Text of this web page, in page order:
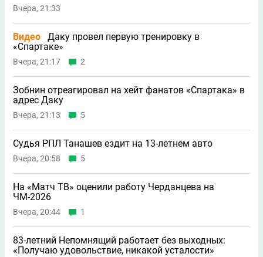
Вчера, 21:33
Видео
Даку провел первую тренировку в
«Спартаке»
Вчера, 21:17 2
Зобнин отреагировал на хейт фанатов «Спартака» в
адрес Даку
Вчера, 21:13 5
Судья РПЛ Танашев ездит на 13-летнем авто
Вчера, 20:58 5
На «Матч ТВ» оценили работу Черданцева на
ЧМ-2026
Вчера, 20:44 1
83-летний Непомнящий работает без выходных:
«Получаю удовольствие, никакой усталости»